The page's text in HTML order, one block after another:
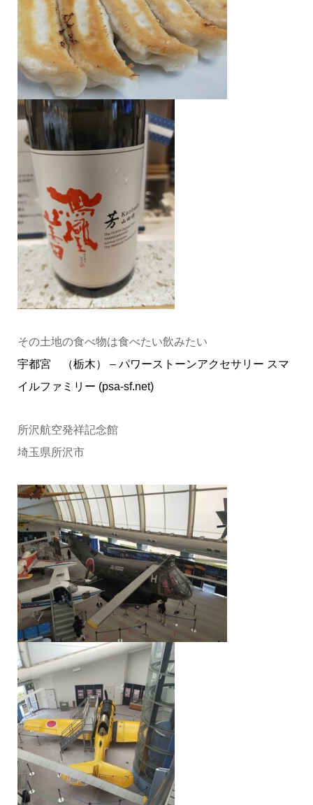
その土地の食べ物は食べたい飲みたい
宇都宮 （栃木） – パワーストーンアクセサリー スマ
イルファミリー (psa-sf.net)
所沢航空発祥記念館
埼玉県所沢市